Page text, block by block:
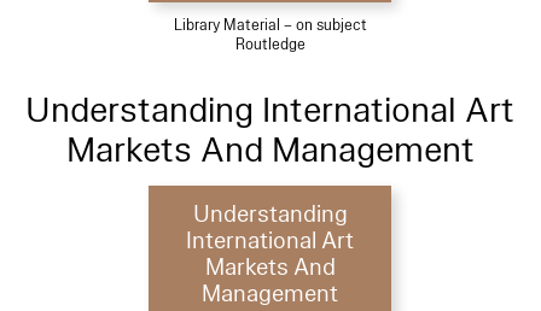
Library Material – on subject
Routledge
Understanding International Art
Markets And Management
Understanding
International Art
Markets And
Management